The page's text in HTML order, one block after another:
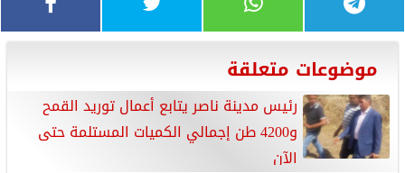
موضوعات متعلقة
رئيس مدينة ناصر يتابع أعمال توريد القمح
و4200 طن إجمالي الكميات المستلمة حتى
الآن